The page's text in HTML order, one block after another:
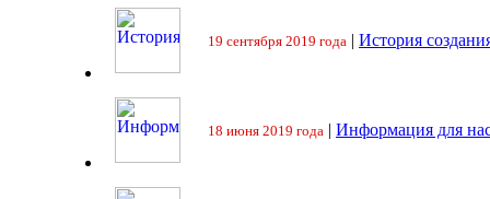
19 сентября 2019 года | История
18 июня 2019 года | Информация для